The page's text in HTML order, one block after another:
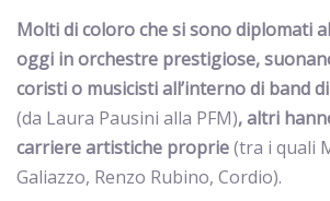
Molti di coloro che si sono diplomati
oggi in orchestre prestigiose,
coristi o musicisti all’interno di band
(da Laura Pausini alla PFM), altri
carriereartistiche proprie(tra i quali
Galiazzo, Renzo Rubino, Cordio).